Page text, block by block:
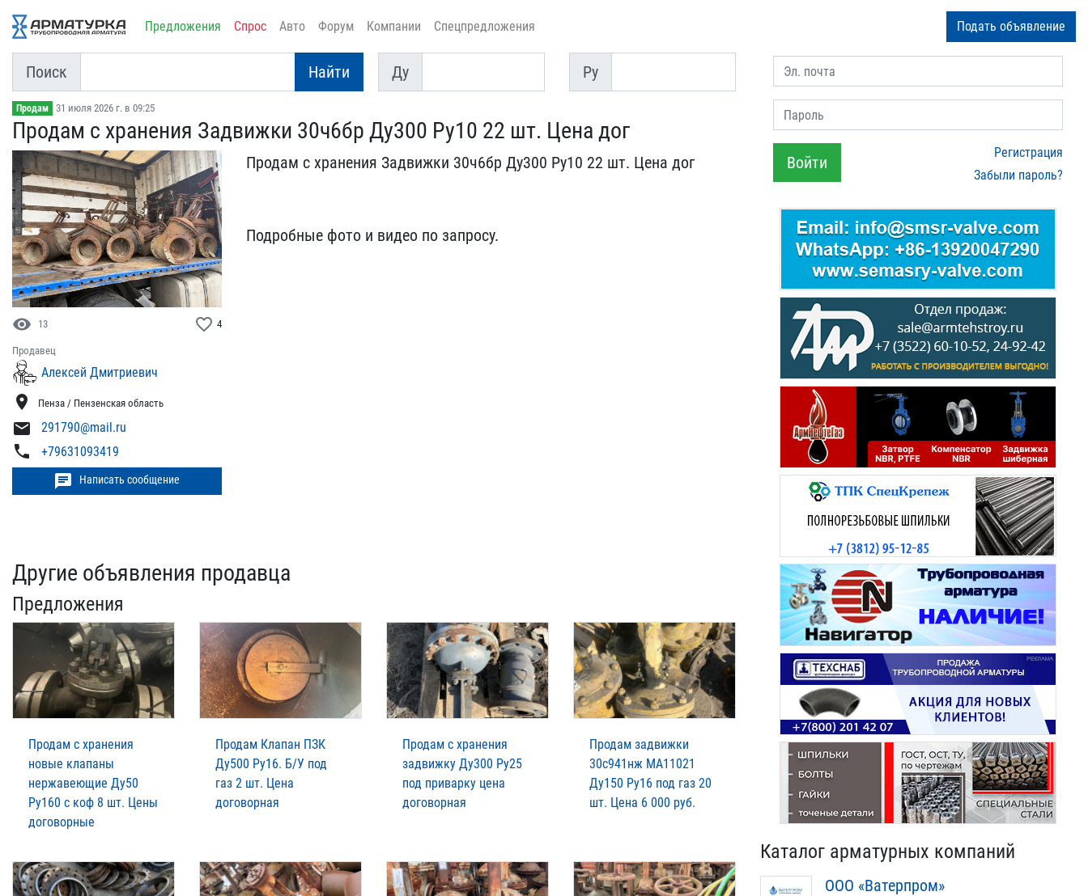
Предложения Спрос Авто Форум Компании Спецпредложения Подать объявление
Поиск Найти
Ду
Ду
Py
Py
Продам 31 июля 2026 г. в 09:25
Продам с хранения Задвиж​ки 30ч6бр Ду300 Ру10 2​2 шт. Цена дог
visibility 13 favorite_border 4
Продавец
Алексей Дмитриевич
location_on Пенза / Пензенская область
mail 291790@mail.ru
phone +79631093419
chat Написать сообщение
Продам с хранения Задвиж​ки 30ч6бр Ду300 Ру10 2​2 шт. Цена дог
Подробн​ые фото и видео по запро​су.
Другие объявления продавца
Предложения
Продам с хранения
новые клапаны
нержавеющие Ду50
Ру160 с коф 8 шт. Цены
договорные
Продам Клапан ПЗК
Ду500 Ру16. Б/У под
газ 2 шт. Цена
договорная
Продам с хранения
задвижку Ду300 Ру25
под приварку цена
договорная
Продам задвижки
30с941нж МА11021
Ду150 Ру16 под газ 20
шт. Цена 6 000 руб.
Эл. почта
Пароль
Войти
Регистрация
Забыли пароль?
Каталог арматурных компаний
ООО «Ватерпром»